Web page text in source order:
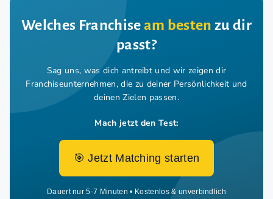
Welches Franchiseam besten zu dir
passt?
Sag uns, was dich antreibt und wir zeigen dir
Franchiseunternehmen, die zu deiner Persönlichkeit und
deinen Zielen passen.
Mach jetzt den Test:
🎯 Jetzt Matching starten
Dauert nur 5-7 Minuten • Kostenlos & unverbindlich